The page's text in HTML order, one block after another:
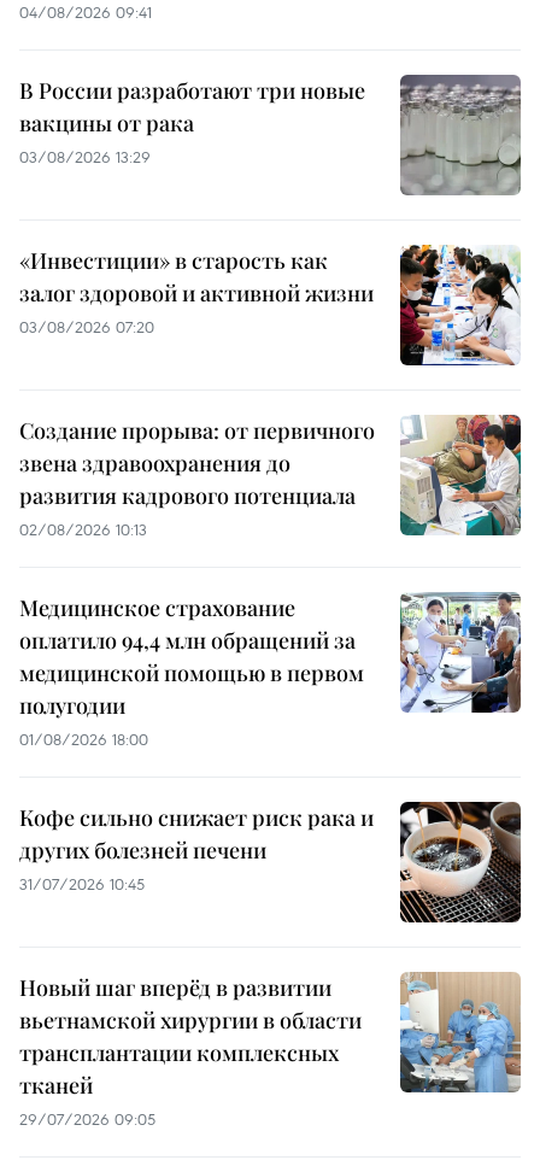
04/08/2026 09:41
В России разработают три новые
вакцины от рака
03/08/2026 13:29
«Инвестиции» в старость как
залог здоровой и активной жизни
03/08/2026 07:20
Создание прорыва: от первичного
звена здравоохранения до
развития кадрового потенциала
02/08/2026 10:13
Медицинское страхование
оплатило 94,4 млн обращений за
медицинской помощью в первом
полугодии
01/08/2026 18:00
Кофе сильно снижает риск рака и
других болезней печени
31/07/2026 10:45
Новый шаг вперёд в развитии
вьетнамской хирургии в области
трансплантации комплексных
тканей
29/07/2026 09:05